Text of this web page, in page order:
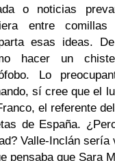
o noticias
entre
esas ideas.
hacer un
Lo
sí cree que el
el referente
de España.
Valle-Inclán
pensaba que Sara